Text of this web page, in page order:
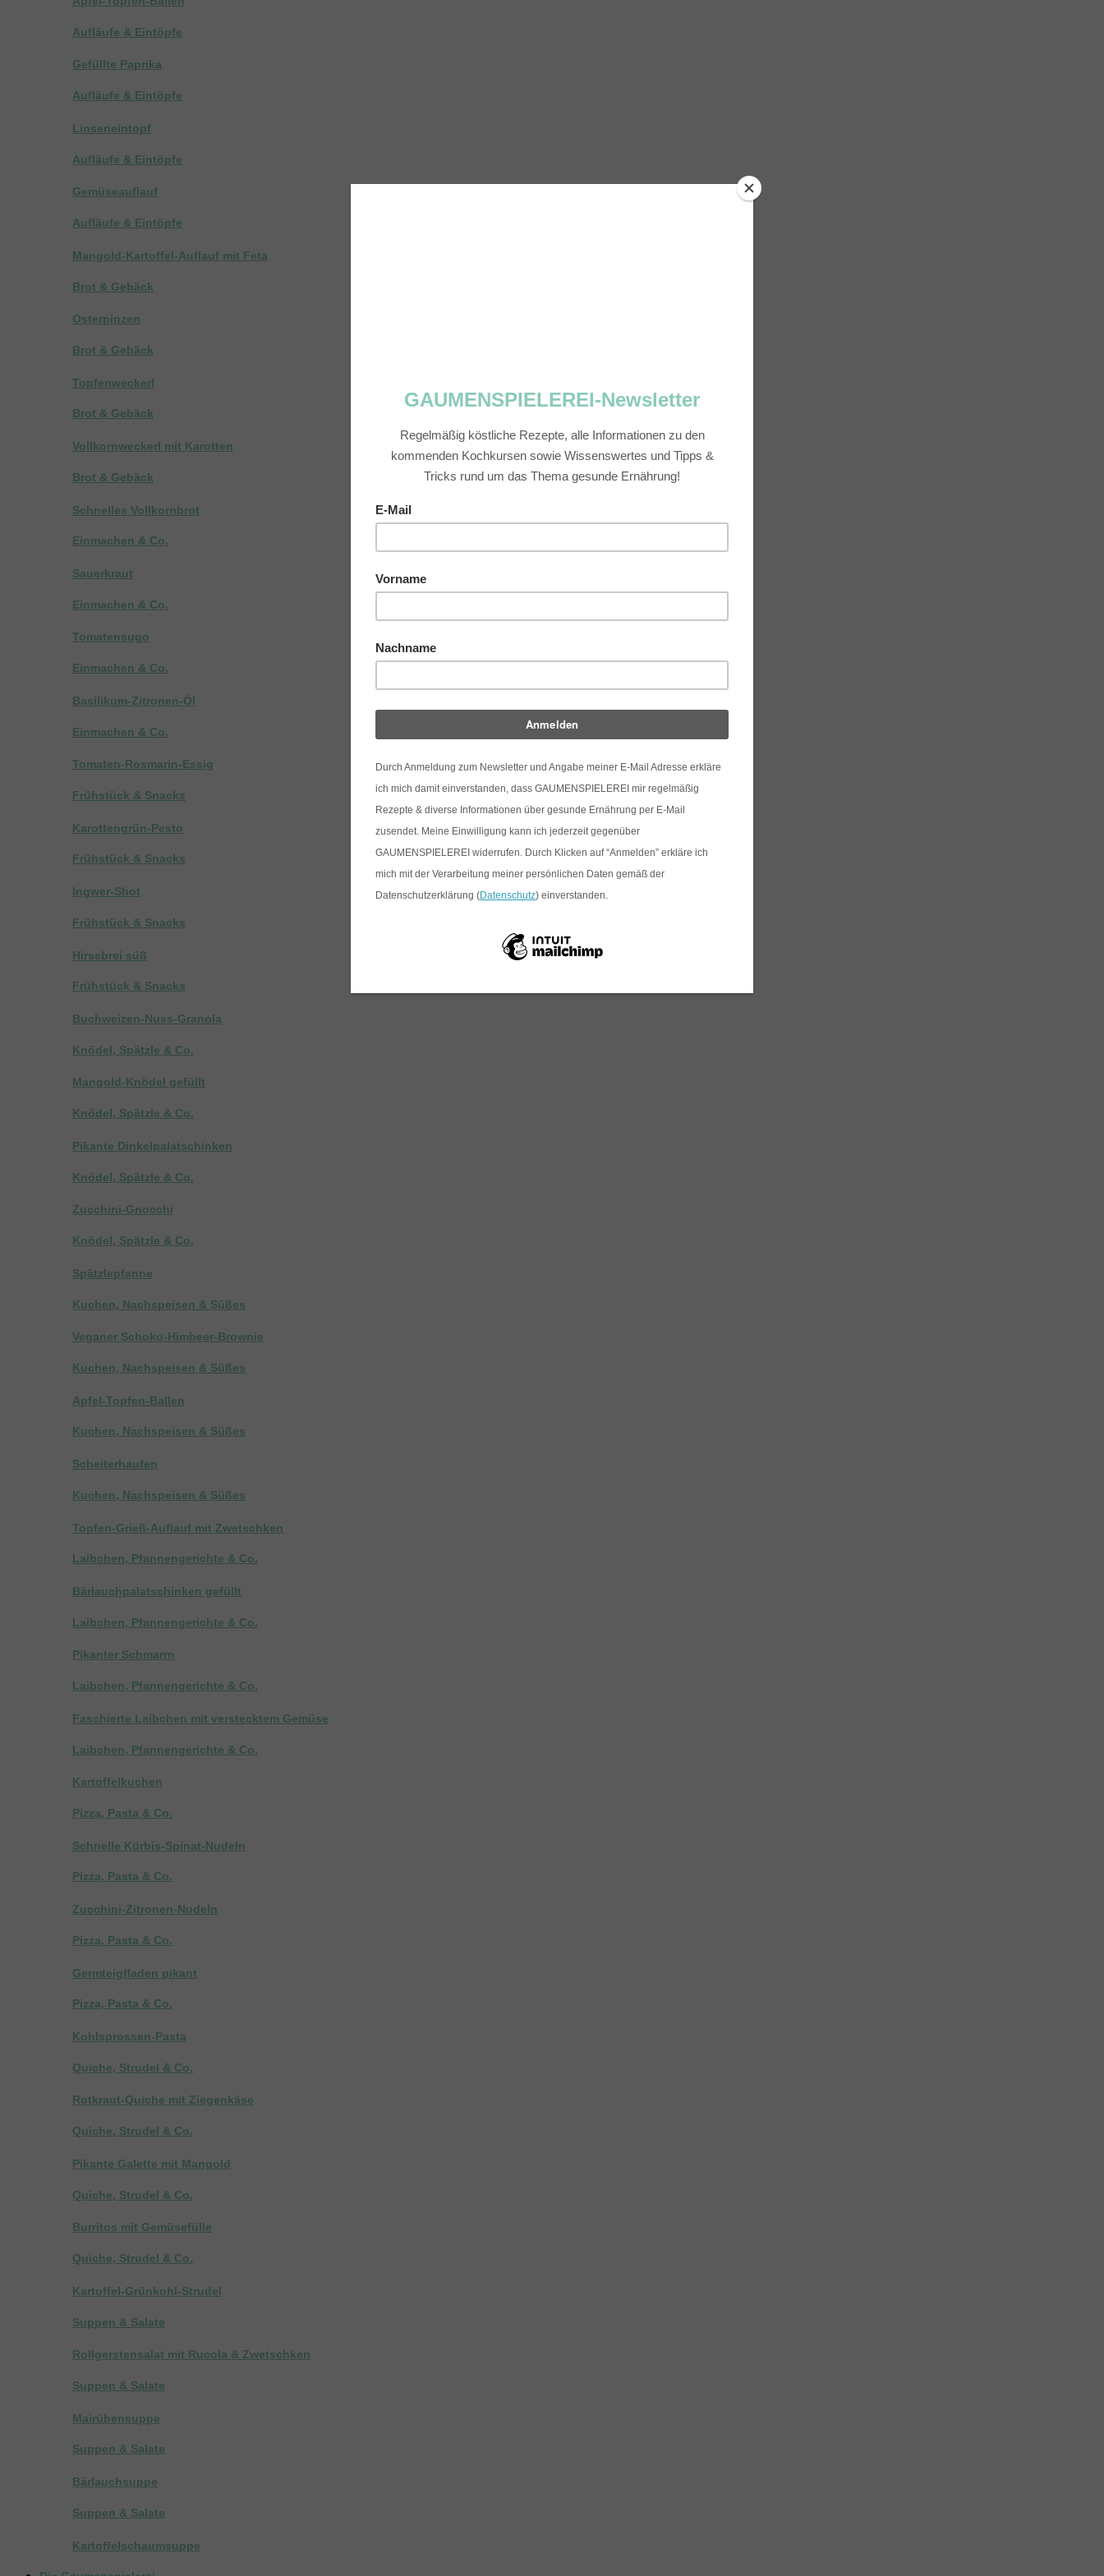
Aufläufe & Eintöpfe
Gefüllte Paprika
Aufläufe & Eintöpfe
Linseneintopf
Aufläufe & Eintöpfe
Gemüseauflauf
Aufläufe & Eintöpfe
Mangold-Kartoffel-Auflauf mit Feta
Brot & Gebäck
Osterpinzen
Brot & Gebäck
Topfenweckerl
Brot & Gebäck
Vollkornweckerl mit Karotten
Brot & Gebäck
Schnelles Vollkornbrot
Einmachen & Co.
Sauerkraut
Einmachen & Co.
Tomatensugo
Einmachen & Co.
Basilikum-Zitronen-Öl
Einmachen & Co.
Tomaten-Rosmarin-Essig
Frühstück & Snacks
Karottengrün-Pesto
Frühstück & Snacks
Ingwer-Shot
Frühstück & Snacks
Hirsebrei süß
Frühstück & Snacks
Buchweizen-Nuss-Granola
Knödel, Spätzle & Co.
Mangold-Knödel gefüllt
Knödel, Spätzle & Co.
Pikante Dinkelpalatschinken
Knödel, Spätzle & Co.
Zucchini-Gnocchi
Knödel, Spätzle & Co.
Spätzlepfanne
Kuchen, Nachspeisen & Süßes
Veganer Schoko-Himbeer-Brownie
Kuchen, Nachspeisen & Süßes
Apfel-Topfen-Ballen
Kuchen, Nachspeisen & Süßes
Scheiterhaufen
Kuchen, Nachspeisen & Süßes
Topfen-Grieß-Auflauf mit Zwetschken
Laibchen, Pfannengerichte & Co.
Bärlauchpalatschinken gefüllt
Laibchen, Pfannengerichte & Co.
Pikanter Schmarrn
Laibchen, Pfannengerichte & Co.
Faschierte Laibchen mit verstecktem Gemüse
Laibchen, Pfannengerichte & Co.
Kartoffelkuchen
Pizza, Pasta & Co.
Schnelle Kürbis-Spinat-Nudeln
Pizza, Pasta & Co.
Zucchini-Zitronen-Nudeln
Pizza, Pasta & Co.
Germteigfladen pikant
Pizza, Pasta & Co.
Kohlsprossen-Pasta
Quiche, Strudel & Co.
Rotkraut-Quiche mit Ziegenkäse
Quiche, Strudel & Co.
Pikante Galette mit Mangold
Quiche, Strudel & Co.
Burritos mit Gemüsefülle
Quiche, Strudel & Co.
Kartoffel-Grünkohl-Strudel
Suppen & Salate
Rollgerstensalat mit Rucola & Zwetschken
Suppen & Salate
Mairübensuppe
Suppen & Salate
Bärlauchsuppe
Suppen & Salate
Kartoffelschaumsuppe